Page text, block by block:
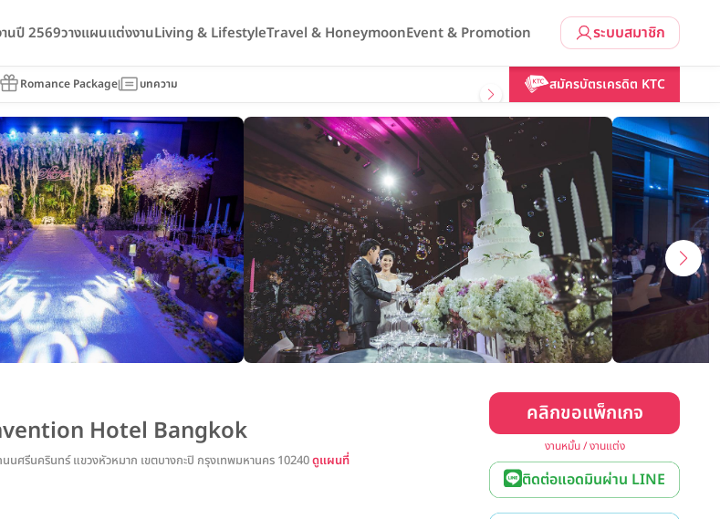
ระบบสมาชิก
นปี 2569วางแผนแต่งงานLiving & LifestyleTravel & HoneymoonEvent & Promotion
Romance Package บทความ สมัครบัตรเครดิต KTC
Hotel Bangkok คลิกขอแพ็กเกจ
Hotel Bangkok
รีนครินทร์ แขวงหัวหมาก เขตบางกะปิ กรุงเทพมหานคร 10240ดูแผนที่
คลิกขอแพ็กเกจ
งานหมั้น / งานแต่ง
ติดต่อแอดมินผ่าน LINE